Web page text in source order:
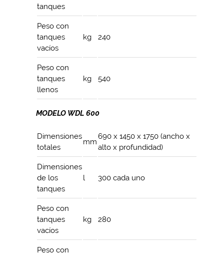
tanques
Peso con
tanques
vacíos
kg 240
Peso con
tanques
llenos
kg 540
MODELO WDL 600
Dimensiones
totales
mm
690 x 1450 x 1750 (ancho x
alto x profundidad)
Dimensiones
de los
tanques
l 300 cada uno
Peso con
tanques
vacíos
kg 280
Peso con